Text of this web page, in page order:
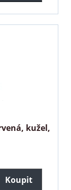
kužel,
Koupit